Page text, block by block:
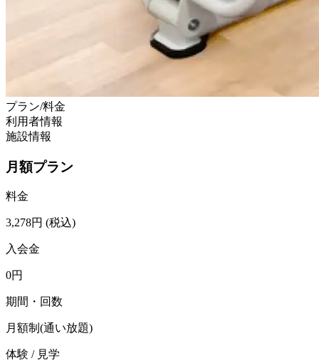
プラン/料金
利用者情報
施設情報
月額プラン
料金
3,278円 (税込)
入会金
0円
期間・回数
月額制(通い放題)
体験 / 見学